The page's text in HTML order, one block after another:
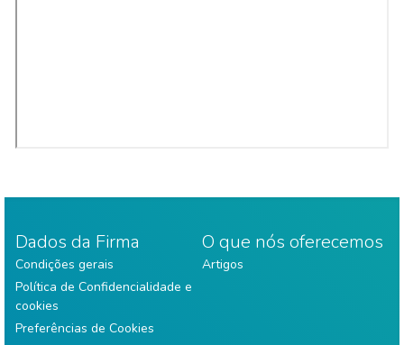
Dados da Firma
Condições gerais
Política de Confidencialidade e
cookies
Preferências de Cookies
O que nós oferecemos
Artigos